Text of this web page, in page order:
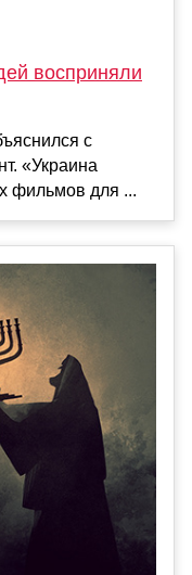
восприняли
с
«Украина
фильмов для ...